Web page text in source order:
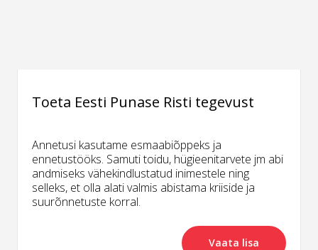
Toeta Eesti Punase Risti tegevust
Annetusi kasutame esmaabiõppeks ja
ennetustööks. Samuti toidu, hügieenitarvete jm abi
andmiseks vähekindlustatud inimestele ning
selleks, et olla alati valmis abistama kriiside ja
suurõnnetuste korral.
Vaata lisa